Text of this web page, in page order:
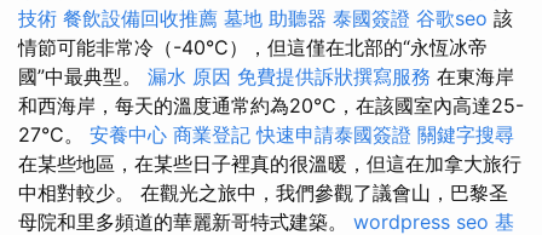
技術 餐飲設備回收推薦 墓地 助聽器 泰國簽證 谷歌seo 該
情節可能非常冷（-40°C），但這僅在北部的“永恆冰帝
國”中最典型。 漏水 原因 免費提供訴狀撰寫服務 在東海岸
和西海岸，每天的溫度通常約為20°C，在該國室內高達25-
27°C。 安養中心 商業登記 快速申請泰國簽證 關鍵字搜尋
在某些地區，在某些日子裡真的很溫暖，但這在加拿大旅行
中相對較少。 在觀光之旅中，我們參觀了議會山，巴黎圣
母院和里多頻道的華麗新哥特式建築。 wordpress seo 基